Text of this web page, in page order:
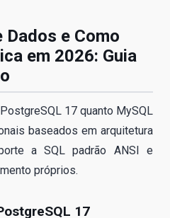
Dados e Como
em 2026: Guia
17 quanto MySQL
baseados em arquitetura
a SQL padrão ANSI e
próprios.
17